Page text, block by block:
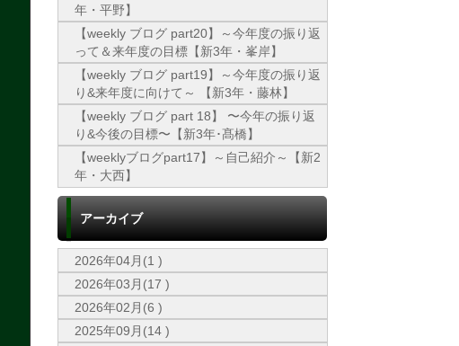
年・平野】
【weekly ブログ part20】～今年度の振り返
って＆来年度の目標【新3年・峯岸】
【weekly ブログ part19】～今年度の振り返
り&来年度に向けて～ 【新3年・藤林】
【weekly ブログ part 18】 〜今年の振り返
り&今後の目標〜【新3年･髙橋】
【weeklyブログpart17】～自己紹介～【新2
年・大西】
アーカイブ
2026年04月(1 )
2026年03月(17 )
2026年02月(6 )
2025年09月(14 )